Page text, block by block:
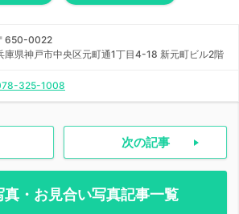
650-0022
庫県神戸市中央区元町通1丁目4-18 新元町ビル2階
325-1008
次の記事
真・お見合い写真記事一覧